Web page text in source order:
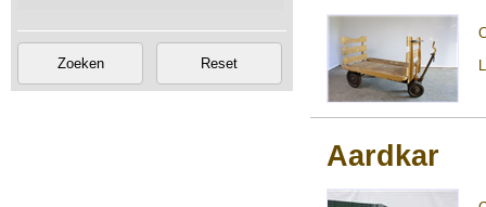
Aardkar